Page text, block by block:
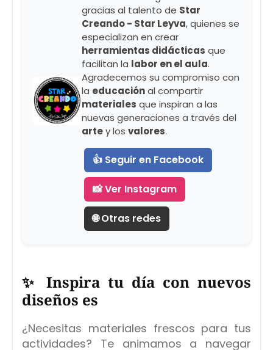
gracias al talento de Star
Creando - Star Leyva, quienes se
especializan en crear
herramientas didácticas que
facilitan la labor en el aula.
Agradecemos su compromiso con
la educaciónal compartir
materiales que inspiran a las
nuevas generaciones a través del
artey los valores.
👍 Seguir en Facebook
📸 Ver Instagram
🌐 Otras redes
✨ Inspira tu día con nuevos
diseños es
¿Necesitas materiales frescos para tus
actividades? Te animamos a navegar